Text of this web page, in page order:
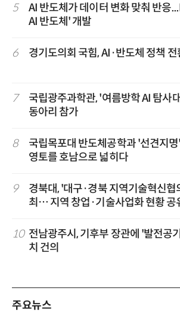
5
AI 반도체가 데이터 변화 맞춰 반응
AI 반도체' 개발
6 경기도의회 국힘, AI·반도체 정책 전
7
국립광주과학관, '여름방학 AI 탐
동아리 참가
8
국립목포대 반도체공학과 '선견지
영토를 호남으로 넓히다
9
경북대, '대구·경북 지역기술혁신협
최… 지역 창업·기술사업화 현황 공
10 전남광주시, 기후부 장관에 '발전공
치 건의
주요뉴스